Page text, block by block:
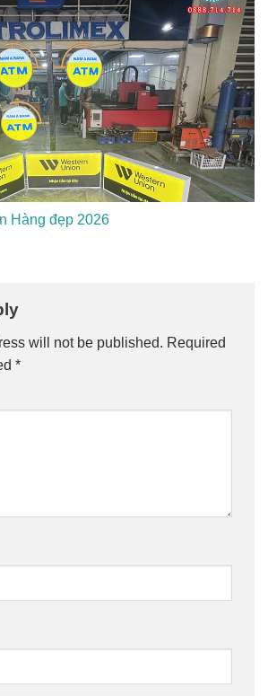
Hàng đẹp 2026
will not be published. Required
*